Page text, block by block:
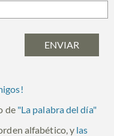
de "La palabra del día"
alfabético, y las